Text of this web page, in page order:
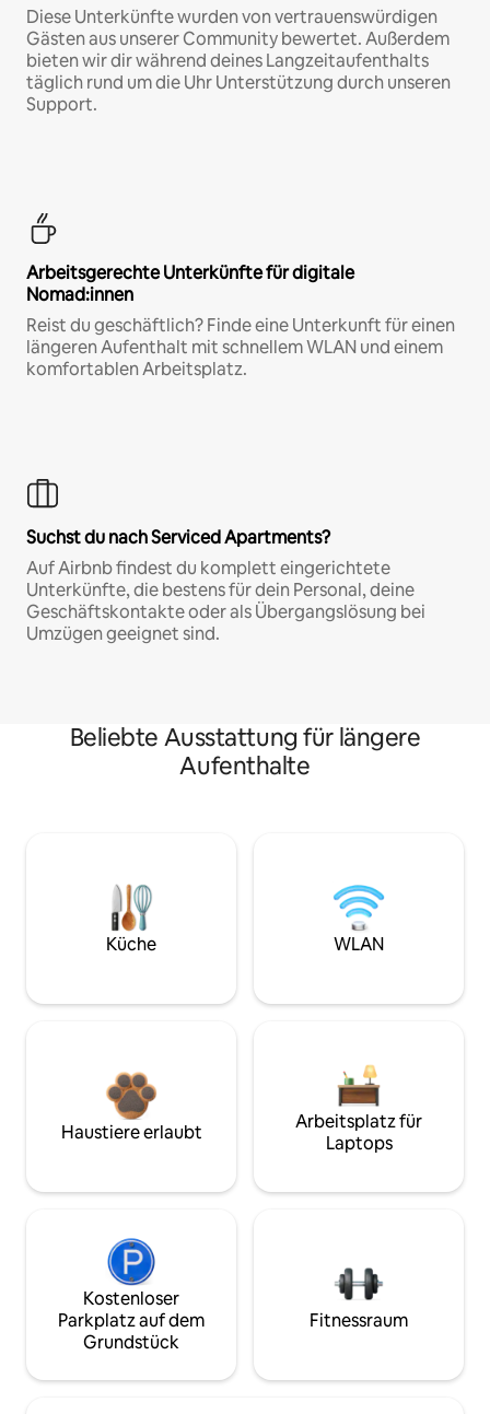
Diese Unterkünfte wurden von vertrauenswürdigen
Gästen aus unserer Community bewertet. Außerdem
bieten wir dir während deines Langzeitaufenthalts
täglich rund um die Uhr Unterstützung durch unseren
Support.
Arbeitsgerechte Unterkünfte für digitale
Nomad:innen
Reist du geschäftlich? Finde eine Unterkunft für einen
längeren Aufenthalt mit schnellem WLAN und einem
komfortablen Arbeitsplatz.
Suchst du nach Serviced Apartments?
Auf Airbnb findest du komplett eingerichtete
Unterkünfte, die bestens für dein Personal, deine
Geschäftskontakte oder als Übergangslösung bei
Umzügen geeignet sind.
Beliebte Ausstattung für längere
Aufenthalte
Küche WLAN
Haustiere erlaubt
Arbeitsplatz für
Laptops
Kostenloser
Parkplatz auf dem
Grundstück
Fitnessraum